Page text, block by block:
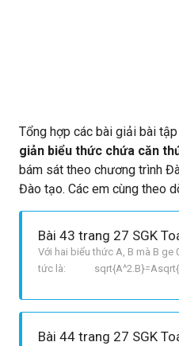
Tổng hợp các bài giải bài
giản biểu thức chứa căn
bám sát theo chương trình
Đào tạo. Các em cùng theo
Bài 43 trang 27 SGK
Với hai biểu thức A, B mà B ge
tức là:
a sqrt{54}=sqrt{9.
Bài 44 trang 27 SGK